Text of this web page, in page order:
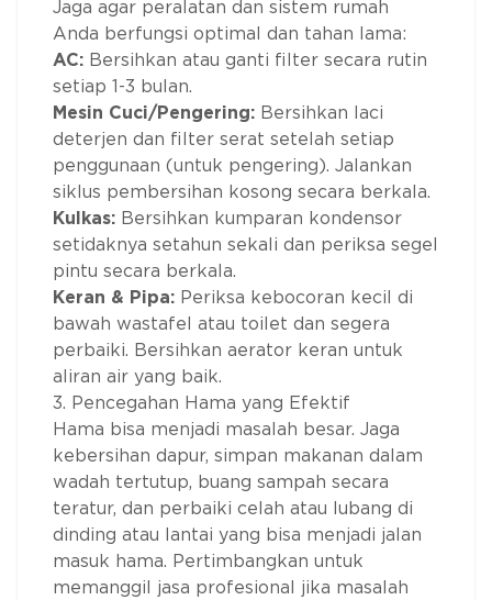
Jaga agar peralatan dan sistem rumah
Anda berfungsi optimal dan tahan lama:
AC: Bersihkan atau ganti filter secara rutin
setiap 1-3 bulan.
Mesin Cuci/Pengering: Bersihkan laci
deterjen dan filter serat setelah setiap
penggunaan (untuk pengering). Jalankan
siklus pembersihan kosong secara berkala.
Kulkas: Bersihkan kumparan kondensor
setidaknya setahun sekali dan periksa segel
pintu secara berkala.
Keran & Pipa: Periksa kebocoran kecil di
bawah wastafel atau toilet dan segera
perbaiki. Bersihkan aerator keran untuk
aliran air yang baik.
3. Pencegahan Hama yang Efektif
Hama bisa menjadi masalah besar. Jaga
kebersihan dapur, simpan makanan dalam
wadah tertutup, buang sampah secara
teratur, dan perbaiki celah atau lubang di
dinding atau lantai yang bisa menjadi jalan
masuk hama. Pertimbangkan untuk
memanggil jasa profesional jika masalah